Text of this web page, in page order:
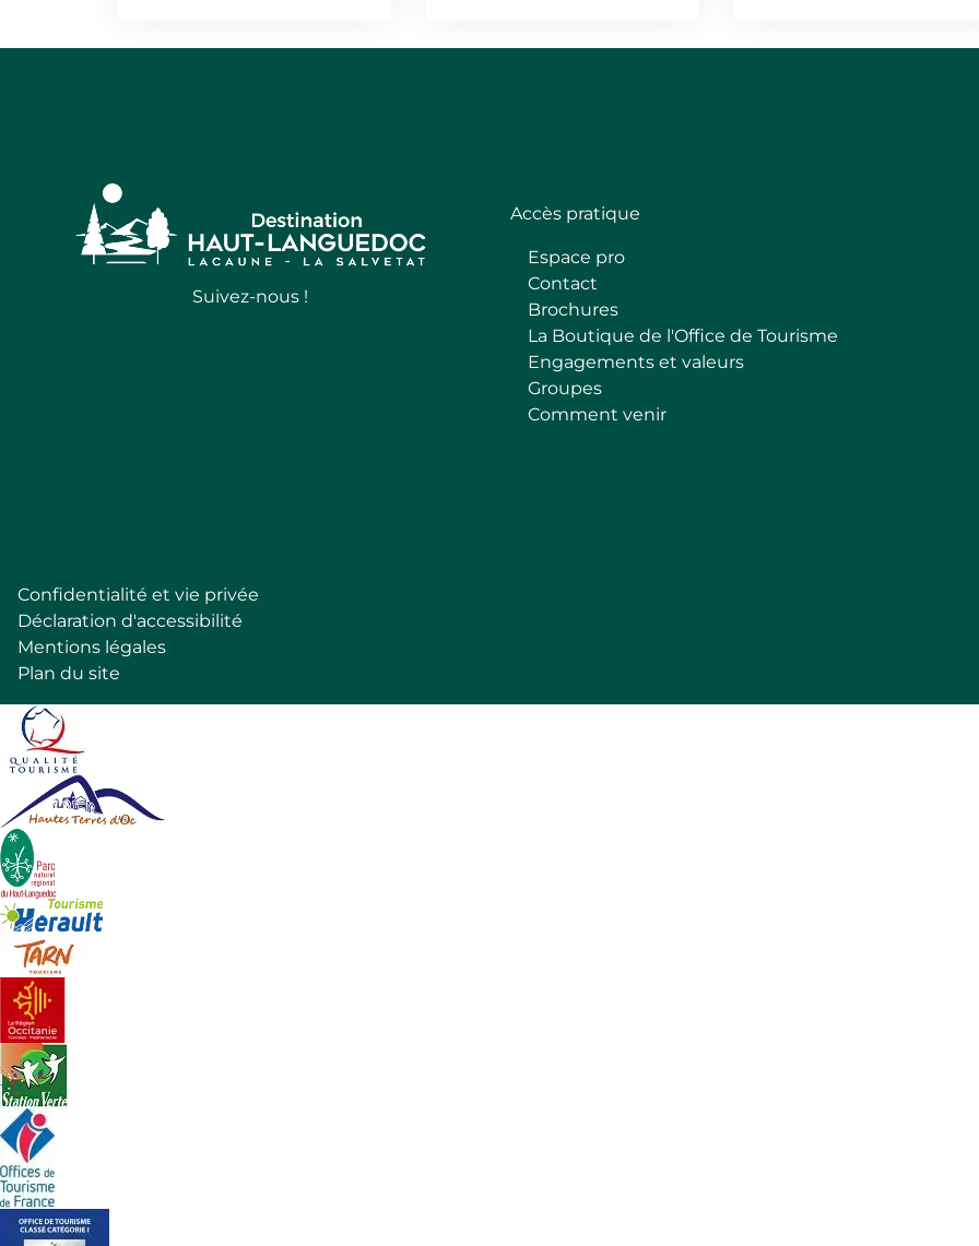
Suivez-nous !
Accès pratique
Espace pro
Contact
Brochures
La Boutique de l'Office de Tourisme
Engagements et valeurs
Groupes
Comment venir
Pied
de
page
Confidentialité et vie privée
Déclaration d'accessibilité
Mentions légales
Plan du site